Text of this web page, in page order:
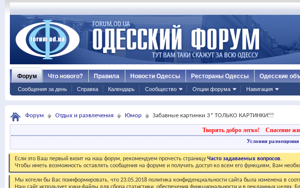
Форум
Сообщения за день Справка Календарь Сообщество Опции форума Навигация
Что нового? Правила Новости Одессы Рестораны Одессы Одесские
Форум Отдых и развлечения Юмор Забавные картинки 3* ТОЛЬКО КАРТИНКИ!!!
Творить добро легко! Спасение
Условия
Если это Ваш первый визит на наш форум, рекомендуем прочесть страницуЧасто задаваемых вопросов.
Чтобы иметь возможность оставлять сообщения на форуме и получить доступ ко всем его функциям, Вам
Мы хотели бы Вас поинформировать, что 23.05.2018 политика конфиденциальности сайта была изменена в